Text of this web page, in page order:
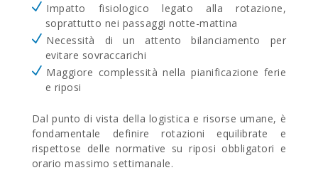
Impatto fisiologico legato alla rotazione,
soprattutto nei passaggi notte-mattina
Necessità di un attento bilanciamento per
evitare sovraccarichi
Maggiore complessità nella pianificazione ferie
e riposi
Dal punto di vista della logistica e risorse umane, è
fondamentale definire rotazioni equilibrate e
rispettose delle normative su riposi obbligatori e
orario massimo settimanale.